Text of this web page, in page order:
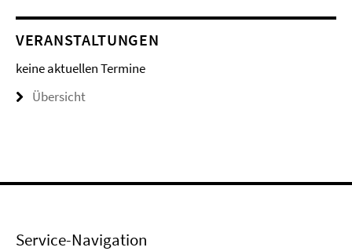
VERANSTALTUNGEN
keine aktuellen Termine
Übersicht
Service-Navigation